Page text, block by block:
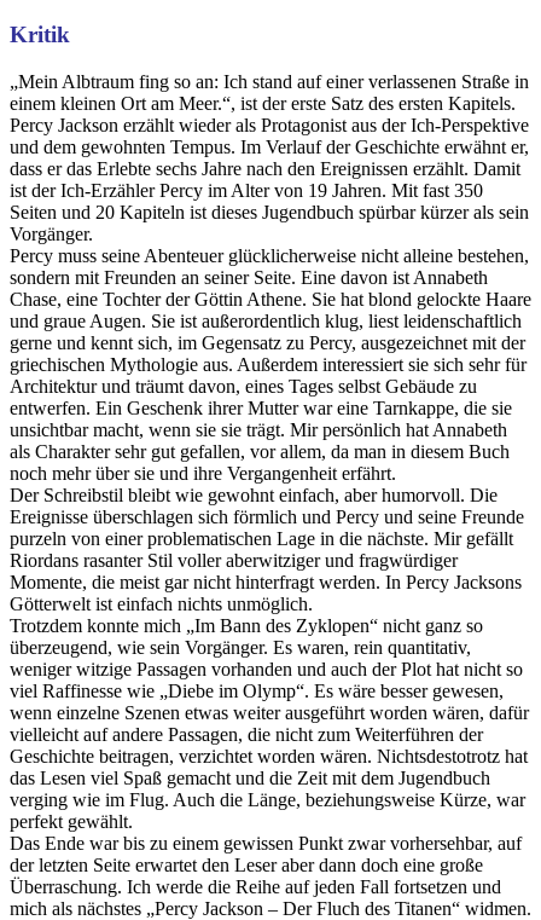
Kritik
„Mein Albtraum fing so an: Ich stand auf einer verlassenen Straße in
einem kleinen Ort am Meer.“, ist der erste Satz des ersten Kapitels.
Percy Jackson erzählt wieder als Protagonist aus der Ich-Perspektive
und dem gewohnten Tempus. Im Verlauf der Geschichte erwähnt er,
dass er das Erlebte sechs Jahre nach den Ereignissen erzählt. Damit
ist der Ich-Erzähler Percy im Alter von 19 Jahren. Mit fast 350
Seiten und 20 Kapiteln ist dieses Jugendbuch spürbar kürzer als sein
Vorgänger.
Percy muss seine Abenteuer glücklicherweise nicht alleine bestehen,
sondern mit Freunden an seiner Seite. Eine davon ist Annabeth
Chase, eine Tochter der Göttin Athene. Sie hat blond gelockte Haare
und graue Augen. Sie ist außerordentlich klug, liest leidenschaftlich
gerne und kennt sich, im Gegensatz zu Percy, ausgezeichnet mit der
griechischen Mythologie aus. Außerdem interessiert sie sich sehr für
Architektur und träumt davon, eines Tages selbst Gebäude zu
entwerfen. Ein Geschenk ihrer Mutter war eine Tarnkappe, die sie
unsichtbar macht, wenn sie sie trägt. Mir persönlich hat Annabeth
als Charakter sehr gut gefallen, vor allem, da man in diesem Buch
noch mehr über sie und ihre Vergangenheit erfährt.
Der Schreibstil bleibt wie gewohnt einfach, aber humorvoll. Die
Ereignisse überschlagen sich förmlich und Percy und seine Freunde
purzeln von einer problematischen Lage in die nächste. Mir gefällt
Riordans rasanter Stil voller aberwitziger und fragwürdiger
Momente, die meist gar nicht hinterfragt werden. In Percy Jacksons
Götterwelt ist einfach nichts unmöglich.
Trotzdem konnte mich „Im Bann des Zyklopen“ nicht ganz so
überzeugend, wie sein Vorgänger. Es waren, rein quantitativ,
weniger witzige Passagen vorhanden und auch der Plot hat nicht so
viel Raffinesse wie „Diebe im Olymp“. Es wäre besser gewesen,
wenn einzelne Szenen etwas weiter ausgeführt worden wären, dafür
vielleicht auf andere Passagen, die nicht zum Weiterführen der
Geschichte beitragen, verzichtet worden wären. Nichtsdestotrotz hat
das Lesen viel Spaß gemacht und die Zeit mit dem Jugendbuch
verging wie im Flug. Auch die Länge, beziehungsweise Kürze, war
perfekt gewählt.
Das Ende war bis zu einem gewissen Punkt zwar vorhersehbar, auf
der letzten Seite erwartet den Leser aber dann doch eine große
Überraschung. Ich werde die Reihe auf jeden Fall fortsetzen und
mich als nächstes „Percy Jackson – Der Fluch des Titanen“ widmen.